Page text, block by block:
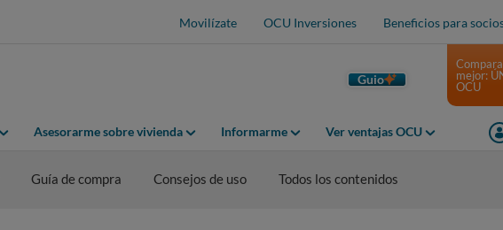
Movilízate OCU Inversiones Beneficios para
Guio
Asesorarme sobre vivienda Informarme Ver ventajas OCU
mejor:
OCU
Guía de compra Consejos de uso Todos los contenidos